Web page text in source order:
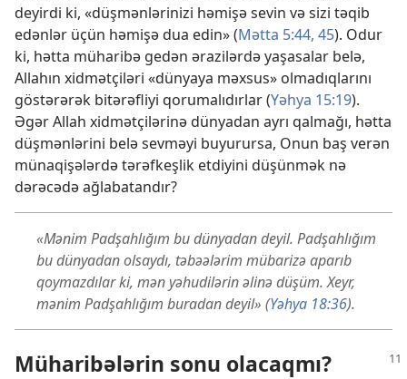
deyirdi ki, «düşmənlərinizi həmişə sevin və sizi təqib
edənlər üçün həmişə dua edin» (Mətta 5:44, 45). Odur
ki, hətta müharibə gedən ərazilərdə yaşasalar belə,
Allahın xidmətçiləri «dünyaya məxsus» olmadıqlarını
göstərərək bitərəfliyi qorumalıdırlar (Yəhya 15:19).
Əgər Allah xidmətçilərinə dünyadan ayrı qalmağı, hətta
düşmənlərini belə sevməyi buyurursa, Onun baş verən
münaqişələrdə tərəfkeşlik etdiyini düşünmək nə
dərəcədə ağlabatandır?
«Mənim Padşahlığım bu dünyadan deyil. Padşahlığım
bu dünyadan olsaydı, təbəələrim mübarizə aparıb
qoymazdılar ki, mən yəhudilərin əlinə düşüm. Xeyr,
mənim Padşahlığım buradan deyil» (Yəhya 18:36).
Müharibələrin sonu olacaqmı?